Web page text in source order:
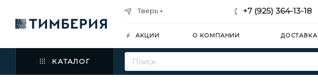
Тверь +7 (925) 364-13-18
АКЦИИ О КОМПАНИИ ДОСТАВКА
КАТАЛОГ